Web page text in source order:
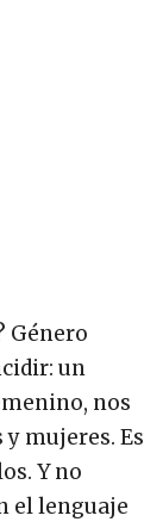
Género
un
nos
mujeres. Es
Y no
el lenguaje